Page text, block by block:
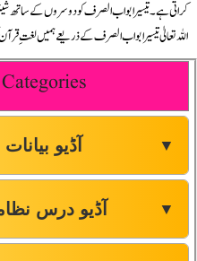
کراتی ہے۔ تیسیر ابواب الصرف کو دوسروں کے ساتھ
اللہ تعالیٰ تیسیر ابواب الصرف کے ذریعے ہمیں لغتِ قرآن
Categories
آڈیو بیانات ▼
آڈیو درس ▼